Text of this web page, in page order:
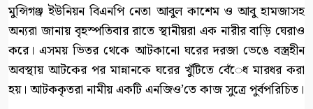
মুন্সিগঞ্জ ইউনিয়ন বিএনপি নেতা আবুল কাশেম ও আবু হামজাসহ
অন্যরা জানায় বৃহস্পতিবার রাতে স্থানীয়রা এক নারীর বাড়ি ঘেরাও
করে। এসময় ভিতর থেকে আটকানো ঘরের দরজা ভেঙে বস্ত্রহীন
অবস্থায় আটকের পর মান্নানকে ঘরের খুঁটিতে বেঁেধ মারধর করা
হয়। আটককৃতরা নামীয় একটি এনজিও’তে কাজ সুত্রে পুর্বপরিচিত।